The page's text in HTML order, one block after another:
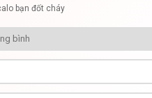
bạn đốt cháy